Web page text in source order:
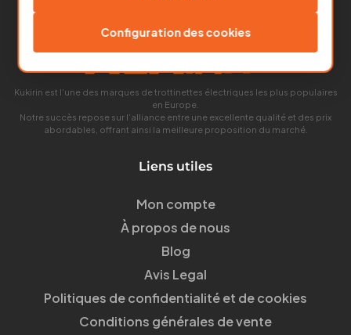
Kukirin est l’une des marques de trottinettes électriques les plus populaires
en Europe.
Notre succès repose sur l’alliance entre une excellente qualité et des prix
abordables, offrant ainsi la meilleure proposition du marché.
Liens utiles
Mon compte
À propos de nous
Blog
Avis Legal
Politiques de confidentialité et de cookies
Conditions générales de vente
Configuration des cookies